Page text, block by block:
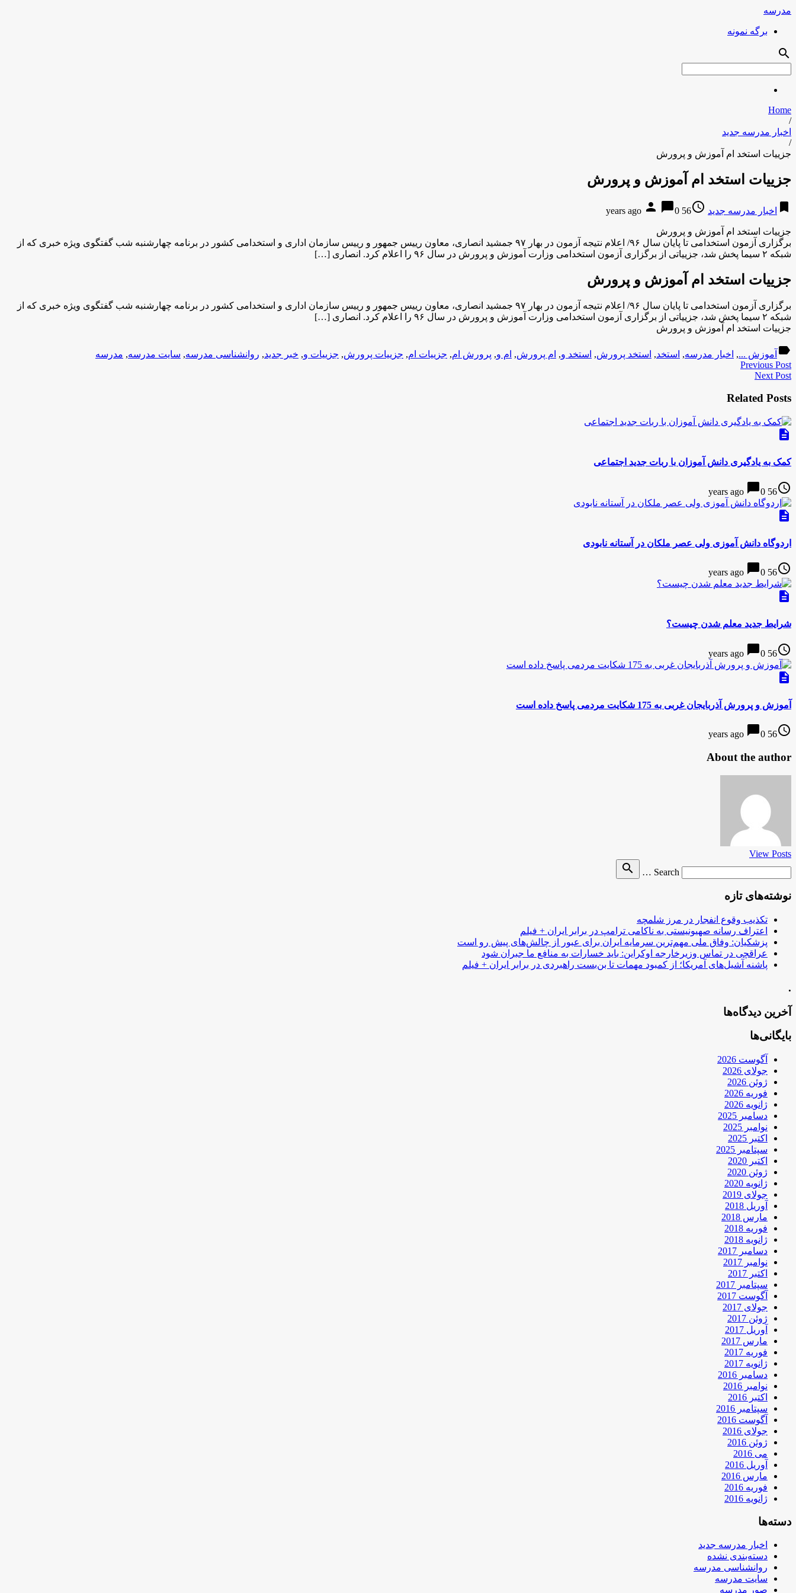
مدرسه
برگه نمونه
search
Home
/
اخبار مدرسه جدید
/
جزییات استخد ام آموزش و پرورش
جزییات استخد ام آموزش و پرورش
bookmark اخبار مدرسه جدید access_time
56 years ago
person chat_bubble0
جزییات استخد ام آموزش و پرورش
برگزاری آزمون استخدامی تا پایان سال ۹۶/ اعلام نتیجه آزمون در بهار ۹۷ جمشید انصاری، معاون رییس جمهور و رییس سازمان اداری و استخدامی کشور در برنامه چهارشنبه شب گفتگوی ویژه خبری که از
شبکه ۲ سیما پخش شد، جزییاتی از برگزاری آزمون استخدامی وزارت آموزش و پرورش در سال ۹۶ را اعلام کرد. انصاری […]
جزییات استخد ام آموزش و پرورش
برگزاری آزمون استخدامی تا پایان سال ۹۶/ اعلام نتیجه آزمون در بهار ۹۷ جمشید انصاری، معاون رییس جمهور و رییس سازمان اداری و استخدامی کشور در برنامه چهارشنبه شب گفتگوی ویژه خبری که از
شبکه ۲ سیما پخش شد، جزییاتی از برگزاری آزمون استخدامی وزارت آموزش و پرورش در سال ۹۶ را اعلام کرد. انصاری […]
جزییات استخد ام آموزش و پرورش
label آموزش ..., اخبار مدرسه, استخد, استخد پرورش, استخد و, ام پرورش, ام و, پرورش ام, جزییات ام, جزییات پرورش, جزییات و, خبر جدید, روانشناسی مدرسه, سایت مدرسه, مدرسه
Previous Post
Next Post
Related Posts
description
کمک به یادگیری دانش آموزان با ربات جدید اجتماعی
access_time
56 years ago
chat_bubble0
description
اردوگاه دانش آموزی ولی عصر ملکان در آستانه نابودی
access_time
56 years ago
chat_bubble0
description
شرایط جدید معلم شدن چیست؟
access_time
56 years ago
chat_bubble0
description
آموزش و پرورش آذربایجان غربی به 175 شکایت مردمی پاسخ داده است
access_time
56 years ago
chat_bubble0
About the author
View Posts
Search …
search
نوشته‌های تازه
تکذیب وقوع انفجار در مرز شلمچه
اعتراف رسانه صهیونیستی به ناکامی ترامپ در برابر ایران + فیلم
پزشکیان: وفاق ملی مهم‌ترین سرمایه ایران برای عبور از چالش‌های پیش رو است
عراقچی در تماس وزیرخارجه اوکراین: باید خسارات به منافع ما جبران شود
پاشنه آشیل‌های آمریکا؛ از کمبود مهمات تا بن‌بست راهبردی در برابر ایران + فیلم
.
آخرین دیدگاه‌ها
بایگانی‌ها
آگوست 2026
جولای 2026
ژوئن 2026
فوریه 2026
ژانویه 2026
دسامبر 2025
نوامبر 2025
اکتبر 2025
سپتامبر 2025
اکتبر 2020
ژوئن 2020
ژانویه 2020
جولای 2019
آوریل 2018
مارس 2018
فوریه 2018
ژانویه 2018
دسامبر 2017
نوامبر 2017
اکتبر 2017
سپتامبر 2017
آگوست 2017
جولای 2017
ژوئن 2017
آوریل 2017
مارس 2017
فوریه 2017
ژانویه 2017
دسامبر 2016
نوامبر 2016
اکتبر 2016
سپتامبر 2016
آگوست 2016
جولای 2016
ژوئن 2016
می 2016
آوریل 2016
مارس 2016
فوریه 2016
ژانویه 2016
دسته‌ها
اخبار مدرسه جدید
دسته‌بندی نشده
روانشناسی مدرسه
سایت مدرسه
صور مدرسه